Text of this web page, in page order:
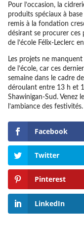
Pour l’occasion, la
produits spéciaux à
remis à la fondation
désirant se procurer ces
de l’école Félix-Leclerc
Les projets ne
de l’école, car ces
semaine dans le cadre
déroulant entre 13 h et
Shawinigan-Sud. Venez
l’ambiance des festivités.
Facebook
Twitter
Pinterest
LinkedIn